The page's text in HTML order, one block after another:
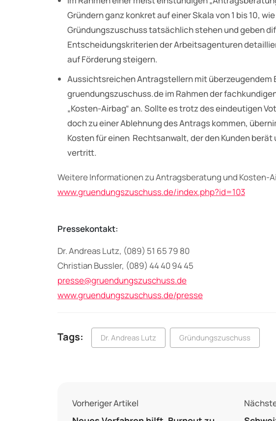
Gründern ganz konkret auf einer Skala von 1 bis 10,
Gründungszuschuss tatsächlich stehen und geben
Entscheidungskriterien der Arbeitsagenturen
auf Förderung steigern.
Aussichtsreichen Antragstellern mit überzeugendem
gruendungszuschuss.de im Rahmen der
„Kosten-Airbag“ an. Sollte es trotz des eindeutigen
doch zu einer Ablehnung des Antrags kommen,
Kosten für einen Rechtsanwalt, der den Kunden
vertritt.
Weitere Informationen zu Antragsberatung und Kosten-
www.gruendungszuschuss.de/index.php?id=103
Pressekontakt:
Dr. Andreas Lutz, (089) 51 65 79 80
Christian Bussler, (089) 44 40 94 45
presse@gruendungszuschuss.de
www.gruendungszuschuss.de/presse
Tags: Dr. Andreas Lutz Gründungszuschuss
Vorheriger Artikel